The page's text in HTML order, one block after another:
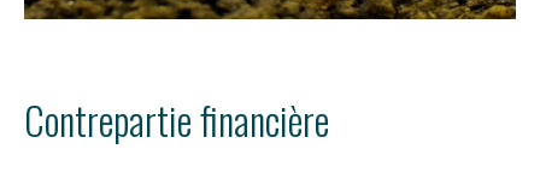
Contrepartie financière